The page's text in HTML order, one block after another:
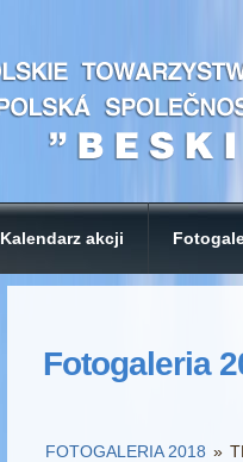
Kalendarz akcji
Fotogaleria
FOTOGALERIA 2018 »